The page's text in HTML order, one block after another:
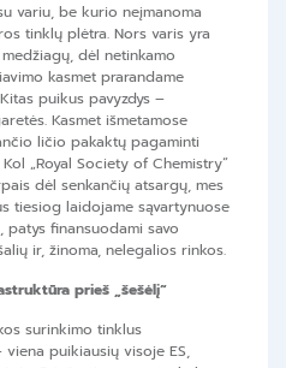
variu, be kurio neįmanoma
tinklų plėtra. Nors varis yra
dėl netinkamo
kasmet prarandame
puikus pavyzdys –
Kasmet išmetamose
ličio pakaktų pagaminti
„Royal Society of Chemistry“
dėl senkančių atsargų, mes
tiesiog laidojame sąvartynuose
patys finansuodami savo
ir, žinoma, nelegalios rinkos.
prieš „šešėlį“
surinkimo tinklus
puikiausių visoje ES,